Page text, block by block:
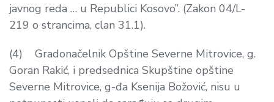
javnog reda … u Republici Kosovo”. (Zakon 04/L-
219 o strancima, clan 31.1).
(4) Gradonačelnik Opštine Severne Mitrovice, g.
Goran Rakić, i predsednica Skupštine opštine
Severne Mitrovice, g-đa Ksenija Božović, nisu u